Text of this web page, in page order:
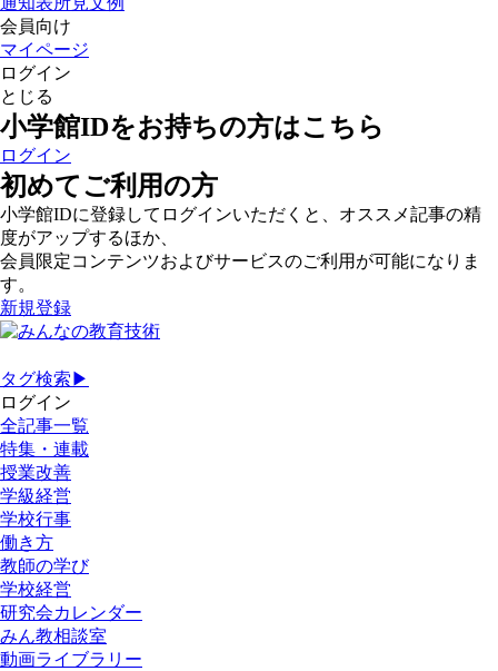
会員向け
マイページ
ログイン
とじる
小学館IDをお持ちの方はこちら
ログイン
初めてご利用の方
小学館IDに登録してログインいただくと、オススメ記事の精
度がアップするほか、
会員限定コンテンツおよびサービスのご利用が可能になりま
す。
新規登録
タグ検索▶
ログイン
全記事一覧
特集・連載
授業改善
学級経営
学校行事
働き方
教師の学び
学校経営
研究会カレンダー
みん教相談室
動画ライブラリー